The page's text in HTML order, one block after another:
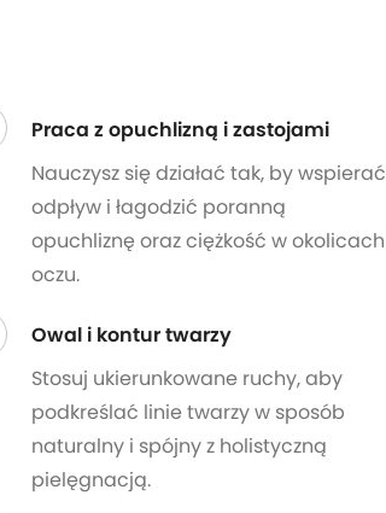
Praca z opuchlizną i zastojami
Nauczysz się działać tak, by wspierać
odpływ i łagodzić poranną
opuchliznę oraz ciężkość w okolicach
oczu.
Owal i kontur twarzy
Stosuj ukierunkowane ruchy, aby
podkreślać linie twarzy w sposób
naturalny i spójny z holistyczną
pielęgnacją.